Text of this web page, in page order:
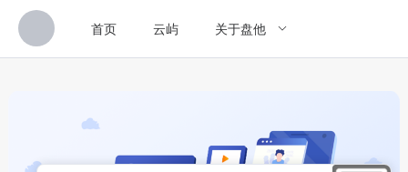
首页 云屿 关于盘他